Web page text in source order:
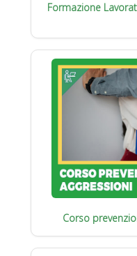
Formazione
Corso